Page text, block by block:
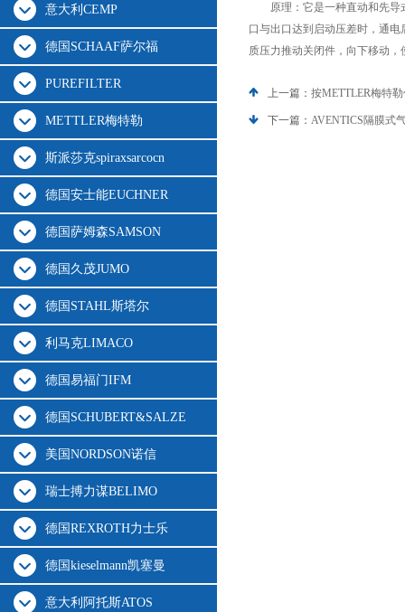
意大利CEMP
德国SCHAAF萨尔福
PUREFILTER
METTLER梅特勒
斯派莎克spiraxsarcocn
德国安士能EUCHNER
德国萨姆森SAMSON
德国久茂JUMO
德国STAHL斯塔尔
利马克LIMACO
德国易福门IFM
德国SCHUBERT&SALZE
美国NORDSON诺信
瑞士搏力谋BELIMO
德国REXROTH力士乐
德国kieselmann凯塞曼
意大利阿托斯ATOS
原理：它是一种直动和先导式
口与出口达到启动压差时，通
质压力推动关闭件，向下移动
上一篇： 按METTLER梅特
下一篇： AVENTICS隔膜式